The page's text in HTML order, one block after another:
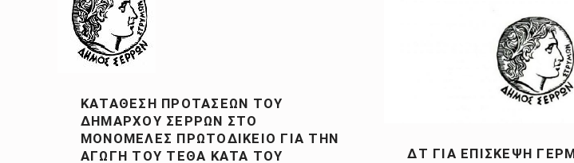
ΚΑΤΆΘΕΣΗ ΠΡΟΤΆΣΕΩΝ ΤΟΥ
ΔΗΜΆΡΧΟΥ ΣΕΡΡΏΝ ΣΤΟ
ΜΟΝΟΜΕΛΈΣ ΠΡΩΤΟΔΙΚΕΊΟ ΓΙΑ ΤΗΝ
ΑΓΩΓΉ ΤΟΥ ΤΕΘΑ ΚΑΤΆ ΤΟΥ
ΔΤ ΓΙΑ ΕΠΊΣΚΕΨΗ